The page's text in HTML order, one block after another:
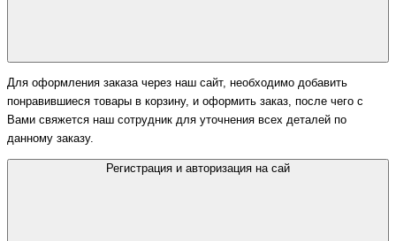
Для оформления заказа через наш сайт, необходимо добавить
понравившиеся товары в корзину, и оформить заказ, после чего с
Вами свяжется наш сотрудник для уточнения всех деталей по
данному заказу.
Регистрация и авторизация на сай